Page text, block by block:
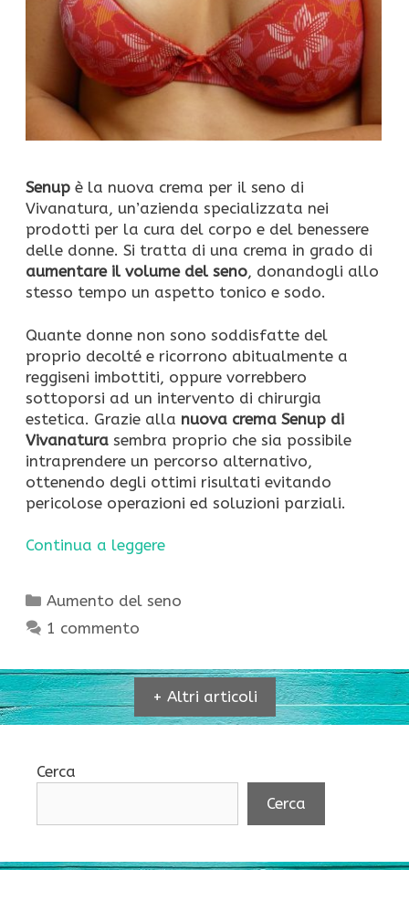
Senup è la nuova crema per il seno di
Vivanatura, un’azienda specializzata nei
prodotti per la cura del corpo e del benessere
delle donne. Si tratta di una crema in grado di
aumentare il volume del seno, donandogli allo
stesso tempo un aspetto tonico e sodo.
Quante donne non sono soddisfatte del
proprio decolté e ricorrono abitualmente a
reggiseni imbottiti, oppure vorrebbero
sottoporsi ad un intervento di chirurgia
estetica. Grazie alla nuova crema Senup di
Vivanatura sembra proprio che sia possibile
intraprendere un percorso alternativo,
ottenendo degli ottimi risultati evitando
pericolose operazioni ed soluzioni parziali.
Continua a leggere
Categorie
Aumento del seno
1 commento
+ Altri articoli
Cerca
Cerca